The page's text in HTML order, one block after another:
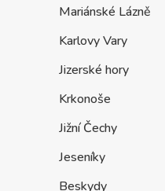
Mariánské Lázně
Karlovy Vary
Jizerské hory
Krkonoše
Jižní Čechy
Jeseníky
Beskydy